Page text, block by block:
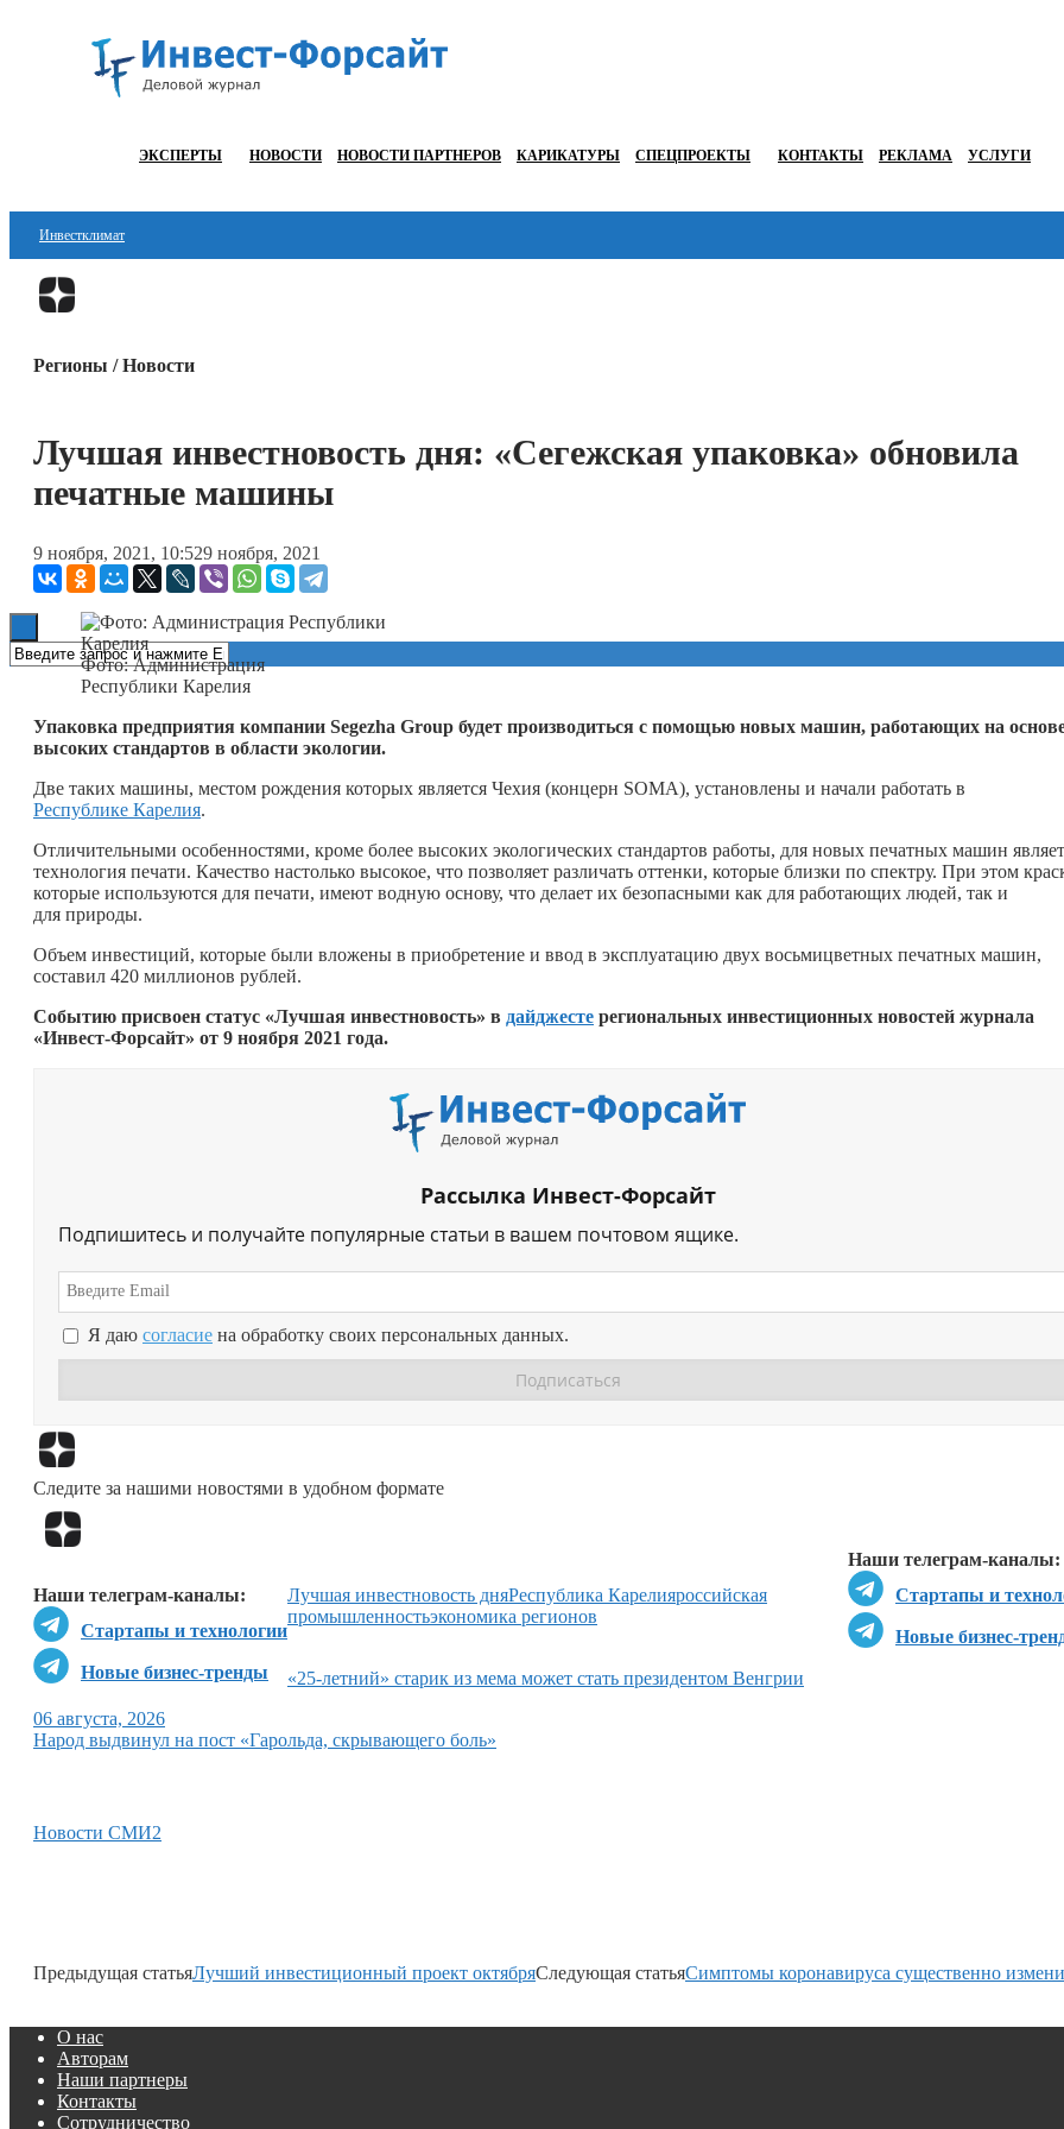
ЭКСПЕРТЫ НОВОСТИ НОВОСТИ ПАРТНЕРОВ КАРИКАТУРЫ СПЕЦПРОЕКТЫ КОНТАКТЫ РЕКЛАМА УСЛУГИ
Инвестклимат
Финансы
Технологии
Книги
Регионы / Новости
Лучшая инвестновость дня: «Сегежская упаковка» обновила
печатные машины
9 ноября, 2021, 10:529 ноября, 2021
Фото: Администрация
Республики Карелия
Упаковка предприятия компании Segezha Group будет производиться с помощью новых машин, работающих на
высоких стандартов в области экологии.
Две таких машины, местом рождения которых является Чехия (концерн SOMA), установлены и начали работать в
Республике Карелия.
Отличительными особенностями, кроме более высоких экологических стандартов работы, для новых печатных машин
технология печати. Качество настолько высокое, что позволяет различать оттенки, которые близки по спектру. При этом
которые используются для печати, имеют водную основу, что делает их безопасными как для работающих людей, так и
для природы.
Объем инвестиций, которые были вложены в приобретение и ввод в эксплуатацию двух восьмицветных печатных машин,
составил 420 миллионов рублей.
Событию присвоен статус «Лучшая инвестновость» в дайджесте региональных инвестиционных новостей журнала
«Инвест-Форсайт» от 9 ноября 2021 года.
Рассылка Инвест-Форсайт
Подпишитесь и получайте популярные статьи в вашем почтовом ящике.
Я даю согласие на обработку своих персональных данных.
Следите за нашими новостями в удобном формате
Наши телеграм-каналы:
Стартапы и
Новые бизнес-
Наши телеграм-каналы:
Стартапы и технологии
Новые бизнес-тренды
Лучшая инвестновость дняРеспублика Карелияроссийская
промышленностьэкономика регионов
«25-летний» старик из мема может стать президентом Венгрии
06 августа, 2026
Народ выдвинул на пост «Гарольда, скрывающего боль»
Новости СМИ2
Предыдущая статьяЛучший инвестиционный проект октябряСледующая статьяСимптомы коронавируса существенно
О нас
Авторам
Наши партнеры
Контакты
Сотрудничество